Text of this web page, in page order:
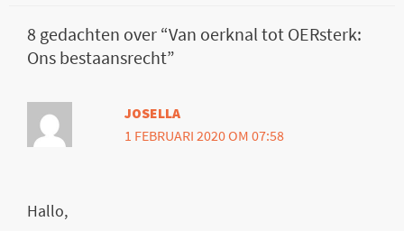
8 gedachten over “Van oerknal tot OERsterk:
Ons bestaansrecht”
JOSELLA
1 FEBRUARI 2020 OM 07:58
Hallo,